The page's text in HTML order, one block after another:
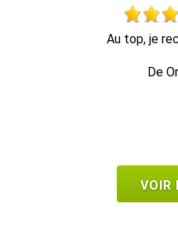
travail impeccable, retrait de
VOIR